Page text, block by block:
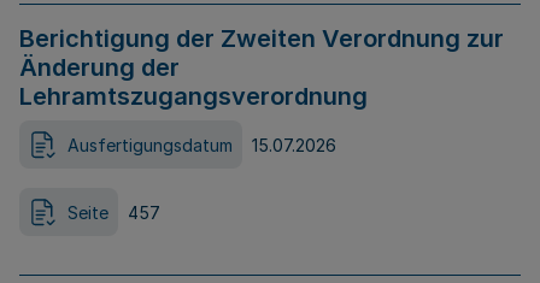
Berichtigung der Zweiten Verordnung zur
Änderung der
Lehramtszugangsverordnung
Ausfertigungsdatum 15.07.2026
Seite 457